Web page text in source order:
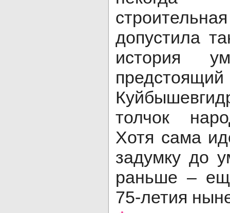
допустила
история
толчок
Хотя сама
задумку до
раньше –
75-летия